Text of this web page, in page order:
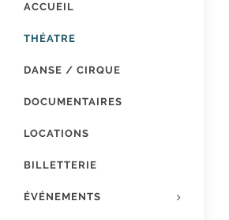
ACCUEIL
THÉATRE
DANSE / CIRQUE
DOCUMENTAIRES
LOCATIONS
BILLETTERIE
ÉVÉNEMENTS